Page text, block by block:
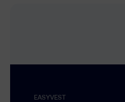
EASYVEST